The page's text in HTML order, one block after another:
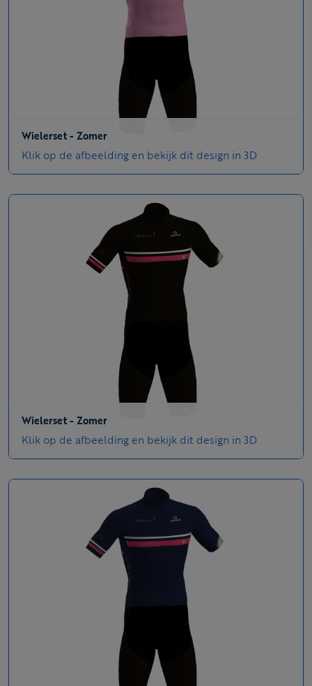
Wielerset - Zomer
Klik op de afbeelding en bekijk dit design in 3D
Wielerset - Zomer
Klik op de afbeelding en bekijk dit design in 3D